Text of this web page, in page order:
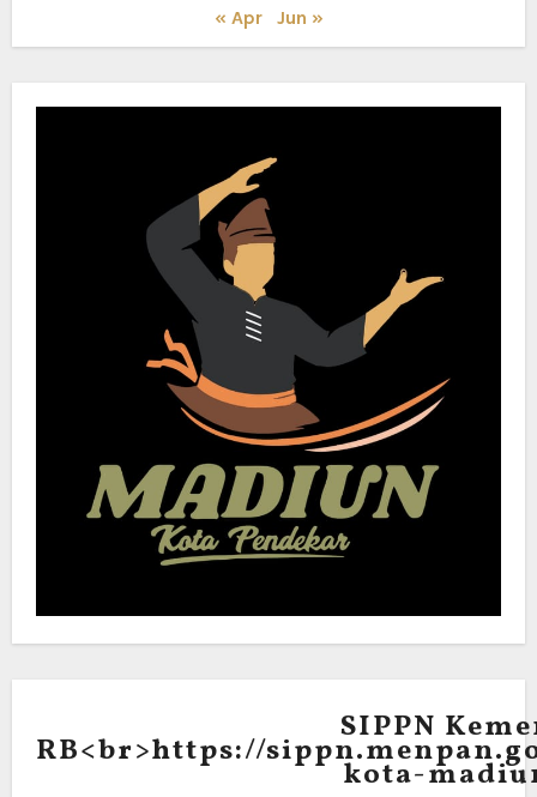
« Apr Jun »
SIPPN
RB<br>https://
kota-